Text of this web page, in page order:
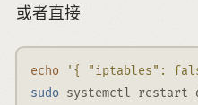
或者直接
echo '{ "iptables":
sudo systemctl restart